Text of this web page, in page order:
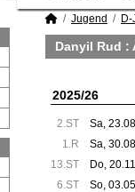
Jugend
Danyil Rud :
2025/26
2.ST Sa,
1.R Sa,
13.ST Do,
6.ST So,